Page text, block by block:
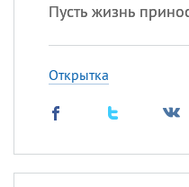
Пусть жизнь
Открытка